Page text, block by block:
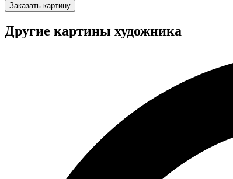
Заказать картину
Другие картины художника